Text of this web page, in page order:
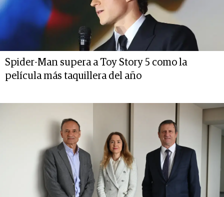
Spider-Man supera a Toy Story 5 como la
película más taquillera del año